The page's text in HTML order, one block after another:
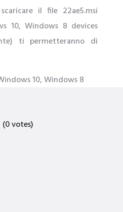
il file 22ae5.msi
10, Windows 8 devices
ti permetteranno di
10, Windows 8
votes)